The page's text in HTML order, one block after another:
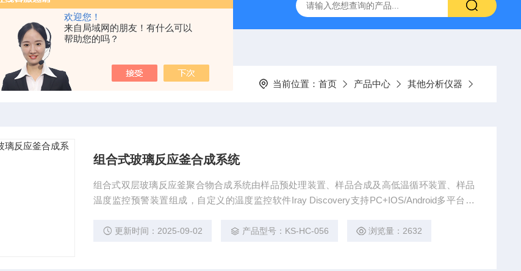
欢迎您！
来自局域网的朋友！有什么可以
帮助您的吗？
仪 固纬 AFG-2225 双通道任意波信号发生器 APS-7050E 交流电源 固纬 GSP-730 频谱分析仪 艾睿光电
当前位置： 首页 产品中心 其他分析仪器
组合式玻璃反应釜合成系统
组合式双层玻璃反应釜聚合物合成系统由样品预处理装置、样品合成及高低温循环装置、样品
温度监控预警装置组成，自定义的温度监控软件Iray Discovery支持PC+IOS/Android多平台分
体层数2层 样品工作室尺寸280*180*100mm 样品预处理最高温度1100℃ 样品升温速率10℃/mi
更新时间：2025-09-02 产品型号：KS-HC-056 浏览量：2632